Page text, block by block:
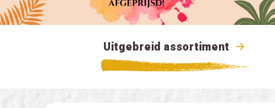
Uitgebreid assortiment